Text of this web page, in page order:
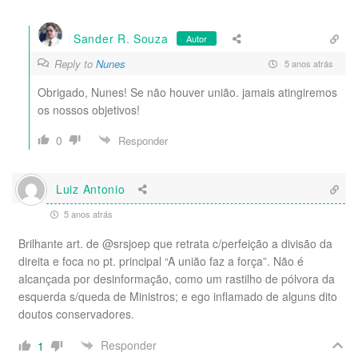
Sander R. Souza Autor
Reply to Nunes 5 anos atrás
Obrigado, Nunes! Se não houver união. jamais atingiremos
os nossos objetivos!
0
Responder
Luiz Antonio
5 anos atrás
Brilhante art. de @srsjoep que retrata c/perfeição a divisão da
direita e foca no pt. principal “A união faz a força”. Não é
alcançada por desinformação, como um rastilho de pólvora da
esquerda s/queda de Ministros; e ego inflamado de alguns dito
doutos conservadores.
1
Responder